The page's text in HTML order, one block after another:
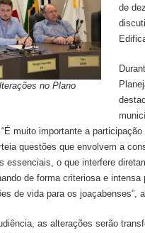
no Plano
de
muito importante a
questões que envolvem a
essenciais, o que interfere
de forma criteriosa e intensa
de vida para os joaçabenses”,
as alterações serão